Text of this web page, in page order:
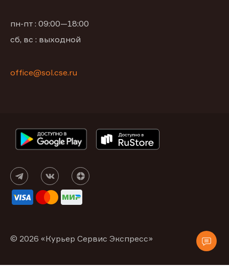
пн-пт : 09:00—18:00
сб, вс : выходной
office@sol.cse.ru
© 2026 «Курьер Сервис Экспресс»